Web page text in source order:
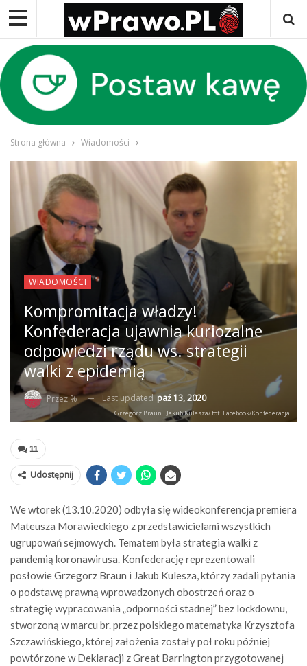
Strona główna Wiadomości
WIADOMOŚCI
Kompromitacja władzy!
Konfederacja ujawnia kuriozalne
odpowiedzi rządu ws. strategii
walki z epidemią
Przez % Last updatedpaź 13, 2020
Grzegorz Braun i Jakub Kulesza/ fot. Facebook/Konfederacja
11
Udostępnij
We wtorek (13.10.2020) odbyła się wideokonferencja premiera
Mateusza Morawieckiego z przedstawicielami wszystkich
ugrupowań sejmowych. Tematem była strategia walki z
pandemią koronawirusa. Konfederację reprezentowali
posłowie Grzegorz Braun i Jakub Kulesza, którzy zadali pytania
o podstawę prawną wprowadzonych obostrzeń oraz o
strategię wypracowania „odporności stadnej” bez lockdownu,
stworzoną w marcu br. przez polskiego matematyka Krzysztofa
Szczawińskiego, której założenia zostały poł roku później
powtórzone w Deklaracji z Great Barrington przygotowanej